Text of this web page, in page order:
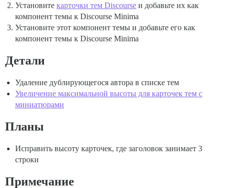
Установите карточки тем Discourse и добавьте их как
компонент темы к Discourse Minima
Установите этот компонент темы и добавьте его как
компонент темы к Discourse Minima
Детали
Удаление дублирующегося автора в списке тем
Увеличение максимальной высоты для карточек тем с
миниатюрами
Планы
Исправить высоту карточек, где заголовок занимает 3
строки
Примечание